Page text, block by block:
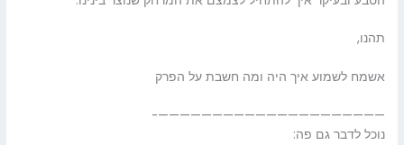
תהנו,
אשמח לשמוע איך היה ומה חשבת על הפרק
—————————————————————-
נוכל לדבר גם פה: